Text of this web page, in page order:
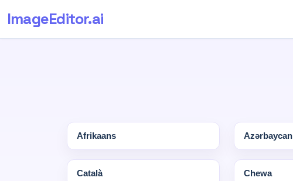
ImageEditor.ai
Afrikaans Azərbaycan
Català Chewa